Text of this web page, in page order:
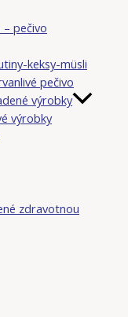
– pečivo
keksy-müsli
pečivo
výrobky
výrobky
zdravotnou